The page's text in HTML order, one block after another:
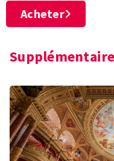
Acheter
Supplémentaire